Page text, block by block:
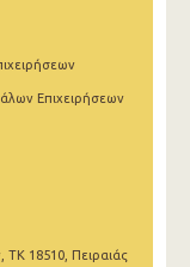
Επιχειρήσεων
ΤΚ 18510, Πειραιάς